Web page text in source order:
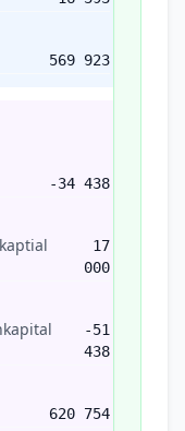
569 923
-34 438
17
000
-51
438
620 754